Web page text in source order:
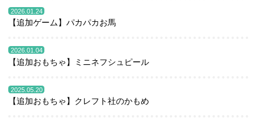
2026.01.24
【追加ゲーム】パカパカお馬
2026.01.04
【追加おもちゃ】ミニネフシュピール
2025.05.20
【追加おもちゃ】クレフト社のかもめ